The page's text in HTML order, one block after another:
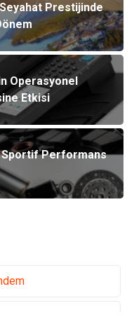
Prestijinde
Operasyonel
Etkisi
Sportif Performans